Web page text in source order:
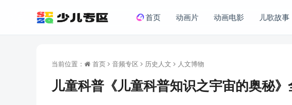
首页 动画片 动画电影 儿歌故事
当前位置： 首页 音频专区 历史人文 人文博物
儿童科普《儿童科普知识之宇宙的奥秘